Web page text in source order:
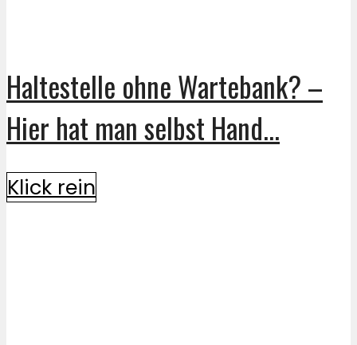
Haltestelle ohne Wartebank? –
Hier hat man selbst Hand...
Klick rein